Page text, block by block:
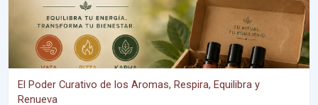
El Poder Curativo de los Aromas, Respira, Equilibra y
Renueva